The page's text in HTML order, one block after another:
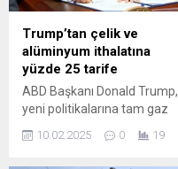
Trump’tan çelik ve
alüminyum ithalatına
yüzde 25 tarife
ABD Başkanı Donald Trump,
yeni politikalarına tam gaz
pazartesi günü çelik ve
10.02.2025 0 19